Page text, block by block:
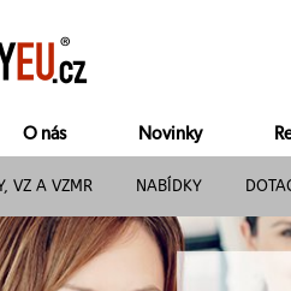
O nás Novinky
VZ A VZMR NABÍDKY